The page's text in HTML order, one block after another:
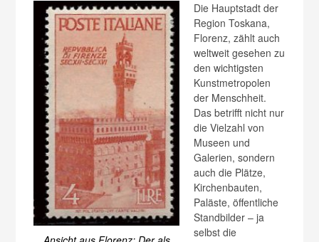
Die Hauptstadt der
Region Toskana,
Florenz, zählt auch
weltweit gesehen zu
den wichtigsten
Kunstmetropolen
der Menschheit.
Das betrifft nicht nur
die Vielzahl von
Museen und
Galerien, sondern
auch die Plätze,
Kirchenbauten,
Paläste, öffentliche
Standbilder – ja
selbst die